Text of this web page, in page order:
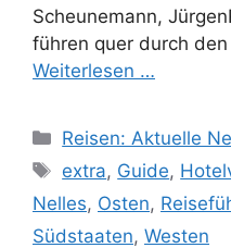
Scheunemann,
führen quer durch
Weiterlesen …
Kategorien
Reisen: Aktuelle
Schlagwörter
extra, Guide,
Nelles, Osten,
Südstaaten, Westen